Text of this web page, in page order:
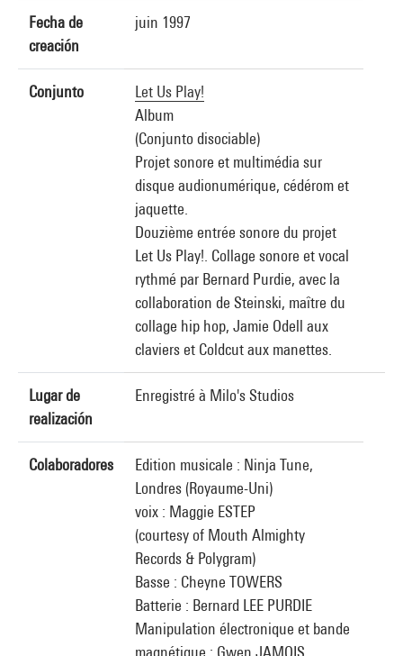
Fecha de
creación
juin 1997
Conjunto
Let Us Play!
Album
(Conjunto disociable)
Projet sonore et multimédia sur
disque audionumérique, cédérom et
jaquette.
Douzième entrée sonore du projet
Let Us Play!. Collage sonore et vocal
rythmé par Bernard Purdie, avec la
collaboration de Steinski, maître du
collage hip hop, Jamie Odell aux
claviers et Coldcut aux manettes.
Lugar de
realización
Enregistré à Milo's Studios
Colaboradores
Edition musicale : Ninja Tune,
Londres (Royaume-Uni)
voix : Maggie ESTEP
(courtesy of Mouth Almighty
Records & Polygram)
Basse : Cheyne TOWERS
Batterie : Bernard LEE PURDIE
Manipulation électronique et bande
magnétique : Gwen JAMOIS